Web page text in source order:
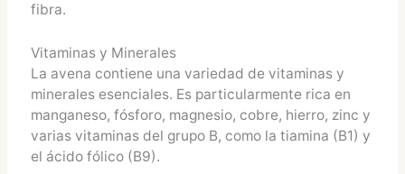
fibra.
Vitaminas y Minerales
La avena contiene una variedad de vitaminas y
minerales esenciales. Es particularmente rica en
manganeso, fósforo, magnesio, cobre, hierro, zinc y
varias vitaminas del grupo B, como la tiamina (B1) y
el ácido fólico (B9).